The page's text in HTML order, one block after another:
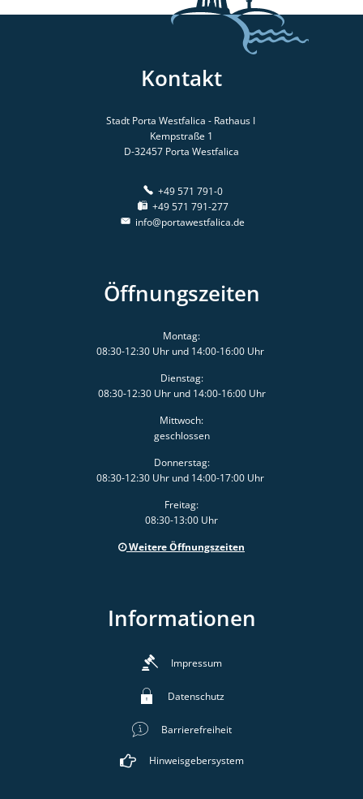
Kontakt
Stadt Porta Westfalica - Rathaus I
Kempstraße 1
D-32457 Porta Westfalica
+49 571 791-0
+49 571 791-277
info@portawestfalica.de
Öffnungszeiten
Montag:
08:30-12:30 Uhr und 14:00-16:00 Uhr
Dienstag:
08:30-12:30 Uhr und 14:00-16:00 Uhr
Mittwoch:
geschlossen
Donnerstag:
08:30-12:30 Uhr und 14:00-17:00 Uhr
Freitag:
08:30-13:00 Uhr
Weitere Öffnungszeiten
Informationen
Impressum
Datenschutz
Barrierefreiheit
Hinweisgebersystem